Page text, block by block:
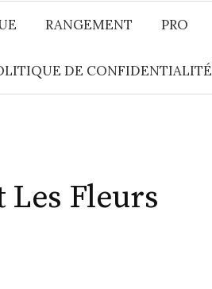
RANGEMENT PRO
DE CONFIDENTIALITÉ
Les Fleurs